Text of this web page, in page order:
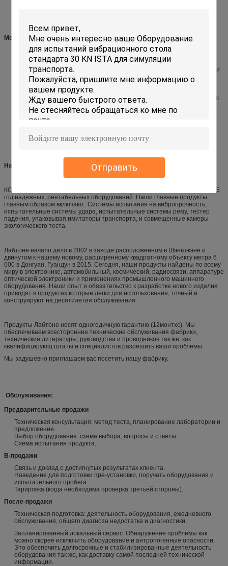
Отправить
Механические особенности шейкера
Точный цифровой дисплей для частоты вибрации
Одновременный малошумный широкий механизм ременной передачи
Тип приспособление ведущего бруса для образца, легкое для того
чтобы работать
Тяжелое основание швеллерного профиля оборудованное с более
влажной резиной делает машину легким установить, имеющ большую
емкость загрузки, обеспечивающ стабилизированный ход.
Вращательный метод вибрации исполняет с международным
стандартом теста
фарфора, упаковочных промышленностей для упаковывая теста
симуляции транспорта.
Направление компании:
КО. испытательного оборудования Лабтоне, Лтд. изготовление Китая +15
год надежных, рентабельных оборудований. Наши главные продукты
главным образом включают: Системы испытания на вибропрочность,
испытательные системы удара, испытательные системы рему, тестер
падения, упаковывая имитаторы транспорта, и совмещенные камеры
экологического теста.
Лабтоне начало дело в 2002 в заводе расположенном в Шэньчжэне и
двинутом к нашему новому, расширенному квадратному объекту метра 6
000 в Донгуан, Гуандун в 2015. Сегодня, наши продукты найдены по всему
миру в электронике, автомобильный, космический, радиосвязи, аппаратуре
оптической электроники и применениях промышленного машинного
оборудования. Наши опыт и обязательство к разработке нового изделия
приводят в продуктах которые легки для использования, точный и
конструируют на десятилетия обслуживания.
Продукты Лабтоне носят одногодичную гарантию (12монтхс). Мы
обеспечиваем всесторонние технические обслуживания фабрики,
технические литературы, руководства и проводников так же, как
квалифицирующ штаты и специалистов разрешить ваши проблемы.
Мы задушевно приглашаем вас посетить нашу фабрику.
Обслуживания:
Предварительные продажи
Техническая консультация: метод теста, планирование лаборатории и
предложение.
Выбор оборудования: схема выбора, вопросы и ответы.
Схема испытания продукта.
В-продажи
Связь и доклад о достигнутых результатах клиента.
Наведение для подготовки пре-установки, поручать оборудования и
испытательного пробега.
Тарировка (когда необходима проверка третьей стороны).
После-продажи
Техническая подготовка: деятельность оборудования, ежедневного
обслуживания, общего диагноза недостатка и диагностики.
Запланированный локальный сервис: Обнаружение проблемы как
можно скорее исключить оборудование и антропогенные опасности.
Это обеспечить долгосрочные и стабилизированные деятельность
оборудования так же, как доставку самой последней технической
информации.